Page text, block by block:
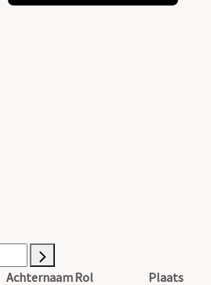
AchternaamRol
Plaats